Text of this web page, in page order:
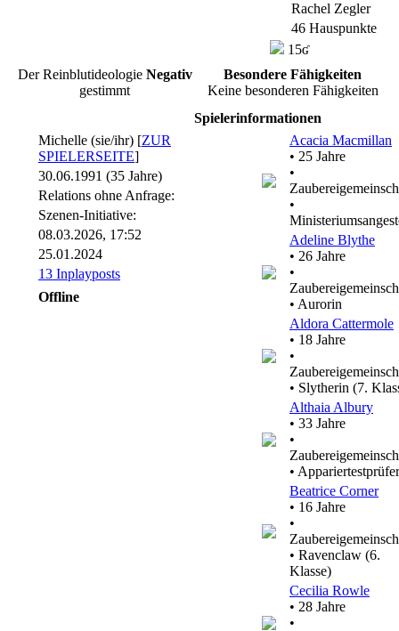
Rachel Zegler
46 Hauspunkte
15ʛ
Der Reinblutideologie Negativ
gestimmt
Besondere Fähigkeiten
Keine besonderen Fähigkeiten
Spielerinformationen
Michelle (sie/ihr) [ZUR
SPIELERSEITE]
30.06.1991 (35 Jahre)
Relations ohne Anfrage:
Szenen-Initiative:
08.03.2026, 17:52
25.01.2024
13 Inplayposts
Offline
Acacia Macmillan
• 25 Jahre
•
•
Adeline Blythe
• 26 Jahre
•
• Aurorin
Aldora Cattermole
• 18 Jahre
•
• Slytherin (7.
Althaia Albury
• 33 Jahre
•
•
Beatrice Corner
• 16 Jahre
•
• Ravenclaw (6.
Klasse)
Cecilia Rowle
• 28 Jahre
•